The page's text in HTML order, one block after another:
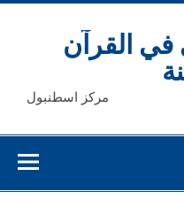
في القرآن
مركز اسطنبول